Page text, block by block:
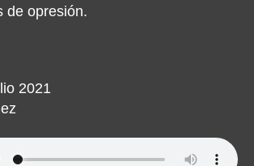
de opresión.
2021